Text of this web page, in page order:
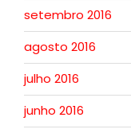
setembro 2016
agosto 2016
julho 2016
junho 2016